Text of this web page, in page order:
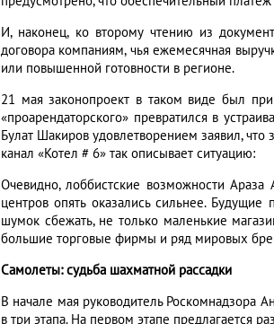
И, наконец, ко второму чтению из
договора компаниям, чья ежемесячная
или повышенной готовности в регионе.
21 мая законопроект в таком виде был
«проарендаторского» превратился в
Булат Шакиров удовлетворением заявил,
канал «Котел # 6» так описывает ситуацию:
Очевидно, лоббистские возможности Араза
центров опять оказались сильнее.
шумок сбежать, не только маленькие
большие торговые фирмы и ряд мировых
Самолеты: судьба шахматной рассадки
В начале мая руководитель Роскомнадзора
в три этапа. На первом этапе предлагается